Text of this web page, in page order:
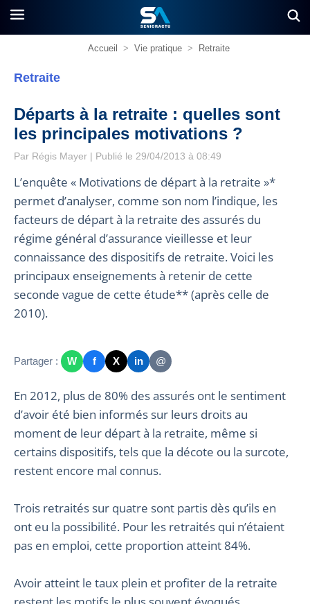
Accueil > Vie pratique > Retraite
Retraite
Départs à la retraite : quelles sont
les principales motivations ?
Par Régis Mayer | Publié le 29/04/2013 à 08:49
L’enquête « Motivations de départ à la retraite »*
permet d’analyser, comme son nom l’indique, les
facteurs de départ à la retraite des assurés du
régime général d’assurance vieillesse et leur
connaissance des dispositifs de retraite. Voici les
principaux enseignements à retenir de cette
seconde vague de cette étude** (après celle de
2010).
Partager : W f X in @
En 2012, plus de 80% des assurés ont le sentiment
d’avoir été bien informés sur leurs droits au
moment de leur départ à la retraite, même si
certains dispositifs, tels que la décote ou la surcote,
restent encore mal connus.
Trois retraités sur quatre sont partis dès qu’ils en
ont eu la possibilité. Pour les retraités qui n’étaient
pas en emploi, cette proportion atteint 84%.
Avoir atteint le taux plein et profiter de la retraite